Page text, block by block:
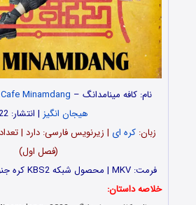
نام: کافه مینامدانگ – Cafe Minamdang
هیجان انگیز | انتشار: 2022
زبان:کره ای
(فصل اول)
فرمت: MKV | محصول شبکه KBS2 کره جنوبی | امتیاز: 8.5 از 10
خلاصه داستان: